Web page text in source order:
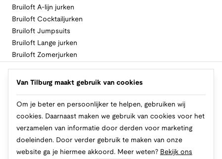
Bruiloft A-lijn jurken
Bruiloft Cocktailjurken
Bruiloft Jumpsuits
Bruiloft Lange jurken
Bruiloft Zomerjurken
Volg Van Tilburg
Van Tilburg maakt gebruik van cookies
Om je beter en persoonlijker te helpen, gebruiken wij
cookies. Daarnaast maken we gebruik van cookies voor het
verzamelen van informatie door derden voor marketing
doeleinden. Door verder gebruik te maken van onze
website ga je hiermee akkoord. Meer weten? Bekijk ons